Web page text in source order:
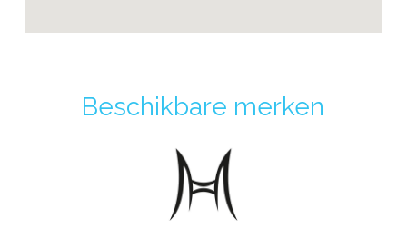
Beschikbare merken